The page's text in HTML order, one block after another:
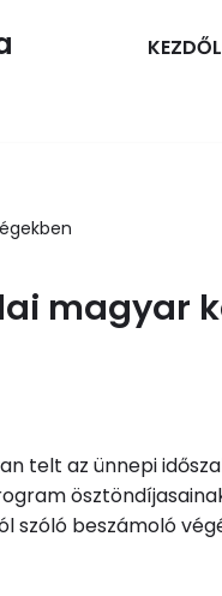
magyar
telt az ünnepi
szóló beszámoló